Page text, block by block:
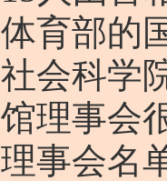
体育部的
社会科学
馆理事会
理事会名